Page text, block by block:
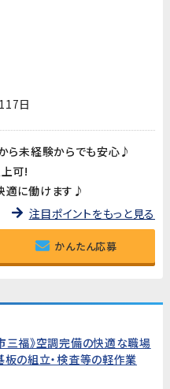
日
ら未経験からでも安心♪
可!
適に働けます♪
注目ポイントをもっと見る
かんたん応募
三福》空調完備の快適な職場
板の組立・検査等の軽作業